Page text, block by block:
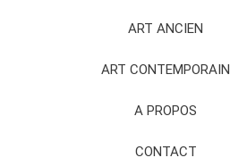
ART ANCIEN
ART CONTEMPORAIN
A PROPOS
CONTACT